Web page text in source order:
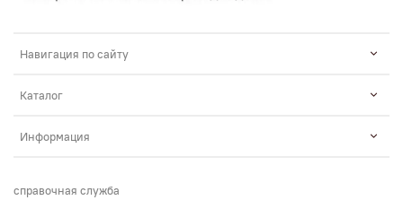
Навигация по сайту
Каталог
Информация
справочная служба